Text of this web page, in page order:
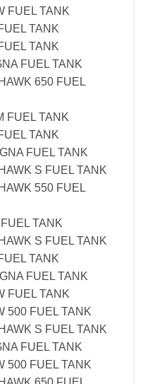
FUEL TANK
TANK
TANK
FUEL TANK
650 FUEL
FUEL TANK
TANK
FUEL TANK
S FUEL TANK
550 FUEL
TANK
S FUEL TANK
TANK
FUEL TANK
FUEL TANK
500 FUEL TANK
S FUEL TANK
FUEL TANK
500 FUEL TANK